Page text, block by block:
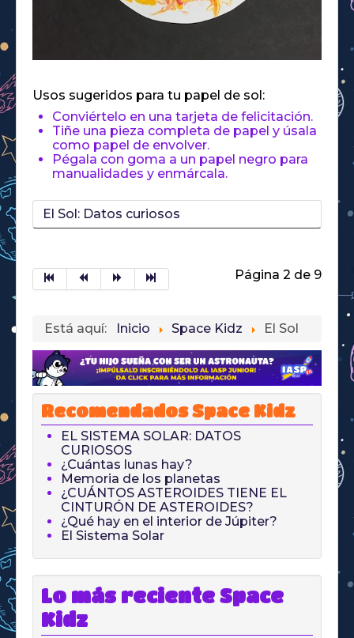
Usos sugeridos para tu papel de sol:
Conviértelo en una tarjeta de felicitación.
Tiñe una pieza completa de papel y úsala
como papel de envolver.
Pégala con goma a un papel negro para
manualidades y enmárcala.
El Sol: Datos curiosos
Página 2 de 9
Está aquí: Inicio Space Kidz El Sol
Recomendados Space Kidz
EL SISTEMA SOLAR: DATOS
CURIOSOS
¿Cuántas lunas hay?
Memoria de los planetas
¿CUÁNTOS ASTEROIDES TIENE EL
CINTURÓN DE ASTEROIDES?
¿Qué hay en el interior de Júpiter?
El Sistema Solar
Lo más reciente Space
Kidz